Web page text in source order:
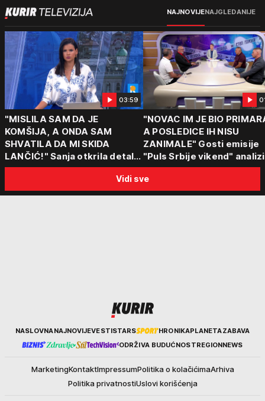
NAJNOVIJENAJGLEDANIJE
03:59
"MISLILA SAM DA JE
KOMŠIJA, A ONDA SAM
SHVATILA DA MI SKIDA
LANČIĆ!" Sanja otkrila detalje
napada u Novom Sadu
"NOVAC IM JE BIO
A POSLEDICE IH NISU
ZANIMALE" Gosti emisije
"Puls Srbije vikend"
slučajeve koji su potresli
Srbiju: Zločin se ne isplati
Vidi sve
KurirNASLOVNANAJNOVIJEVESTISTARS HRONIKAPLANETAZABAVA
ODRŽIVA BUDUĆNOSTREGIONNEWS
MarketingKontaktImpressumPolitika o kolačićimaArhiva
Politika privatnostiUslovi korišćenja